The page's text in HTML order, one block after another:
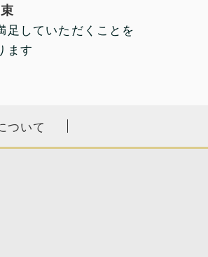
足していただくことを
ます
ついて